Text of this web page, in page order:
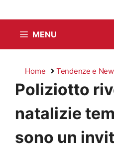
MENU
Home Tendenze e
Poliziotto
natalizie
sono un